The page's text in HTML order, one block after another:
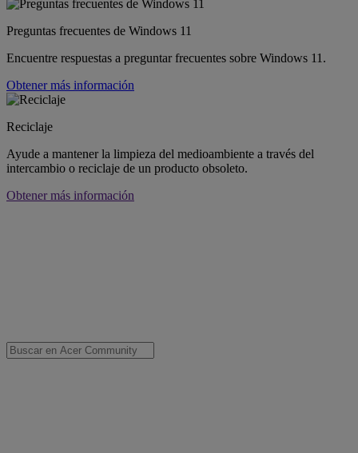
Preguntas frecuentes de Windows 11
Encuentre respuestas a preguntar frecuentes sobre Windows 11.
Obtener más información
Reciclaje
Ayude a mantener la limpieza del medioambiente a través del
intercambio o reciclaje de un producto obsoleto.
Obtener más información